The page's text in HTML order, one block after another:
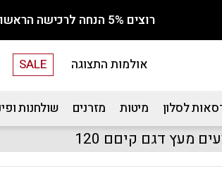
רוצים 5% הנחה לרכישה הראשונה? לחצו כאן!
אולמות התצוגה SALE
לסלון מיטות מזרנים שולחנות
מעץ דגם קיםם 120